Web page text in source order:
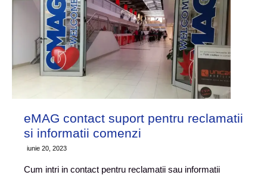
eMAG contact suport pentru reclamatii
si informatii comenzi
iunie 20, 2023
Cum intri in contact pentru reclamatii sau informatii